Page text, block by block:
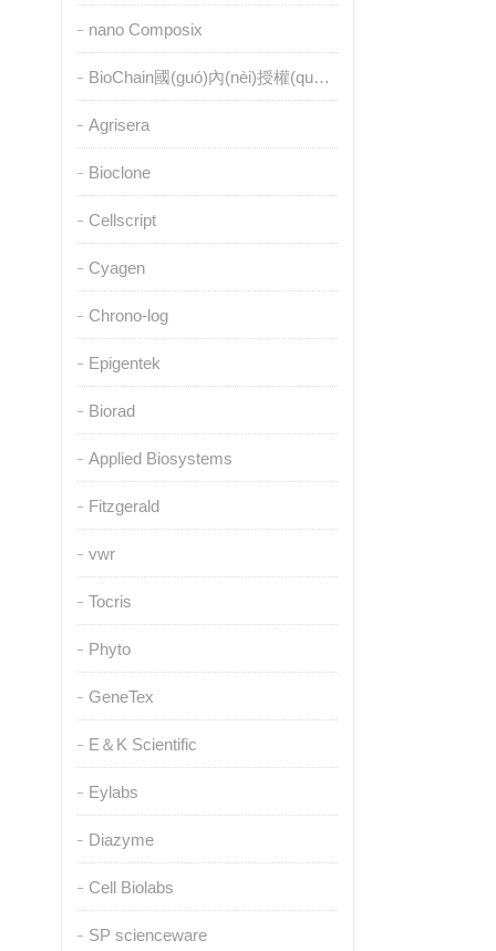
nano Composix
BioChain國(guó)內(nèi)授權(quán)代理
Agrisera
Bioclone
Cellscript
Cyagen
Chrono-log
Epigentek
Biorad
Applied Biosystems
Fitzgerald
vwr
Tocris
Phyto
GeneTex
E＆K Scientific
Eylabs
Diazyme
Cell Biolabs
SP scienceware